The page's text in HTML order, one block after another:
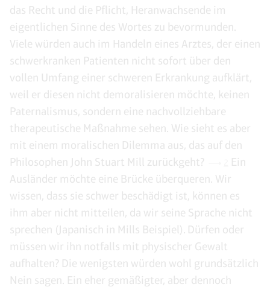
das Recht und die Pflicht, Heranwachsende im
eigentlichen Sinne des Wortes zu bevormunden.
Viele würden auch im Handeln eines Arztes, der einen
schwerkranken Patienten nicht sofort über den
vollen Umfang einer schweren Erkrankung aufklärt,
weil er diesen nicht demoralisieren möchte, keinen
Paternalismus, sondern eine nachvollziehbare
therapeutische Maßnahme sehen. Wie sieht es aber
mit einem moralischen Dilemma aus, das auf den
Philosophen John Stuart Mill zurückgeht?
Ein
Ausländer möchte eine Brücke überqueren. Wir
wissen, dass sie schwer beschädigt ist, können es
ihm aber nicht mitteilen, da wir seine Sprache nicht
sprechen (Japanisch in Mills Beispiel). Dürfen oder
müssen wir ihn notfalls mit physischer Gewalt
aufhalten? Die wenigsten würden wohl grundsätzlich
Nein sagen. Ein eher gemäßigter, aber dennoch